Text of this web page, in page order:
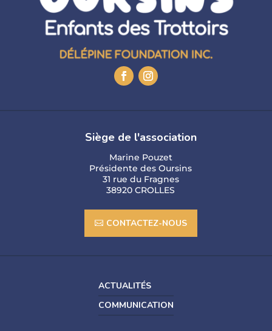
Siège de l'association
Marine Pouzet
Présidente des Oursins
31 rue du Fragnes
38920 CROLLES
CONTACTEZ-NOUS
ACTUALITÉS
COMMUNICATION